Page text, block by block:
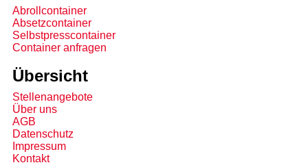
Abrollcontainer
Absetzcontainer
Selbstpresscontainer
Container anfragen
Übersicht
Stellenangebote
Über uns
AGB
Datenschutz
Impressum
Kontakt